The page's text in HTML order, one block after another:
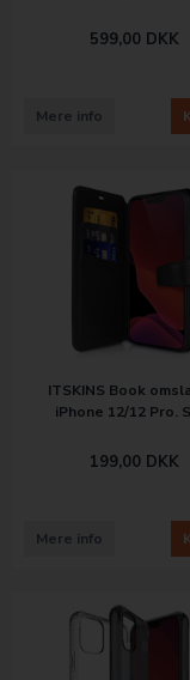
599,00 DKK
Mere info
ITSKINS Book
iPhone 12/12 Pro.
199,00 DKK
Mere info